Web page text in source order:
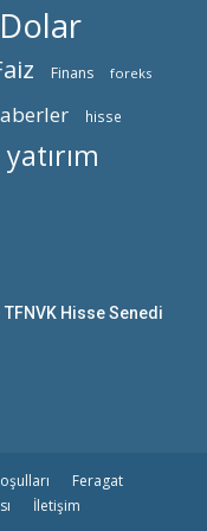
Dolar
Finans foreks
hisse
yatırım
TFNVK Hisse Senedi
Feragat
İletişim